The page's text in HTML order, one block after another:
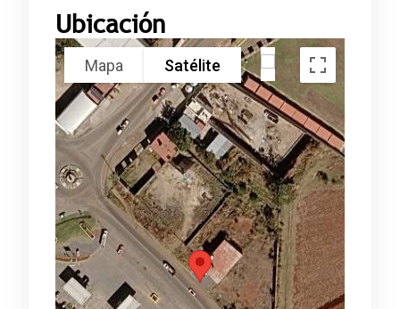
Ubicación
Mapa Satélite